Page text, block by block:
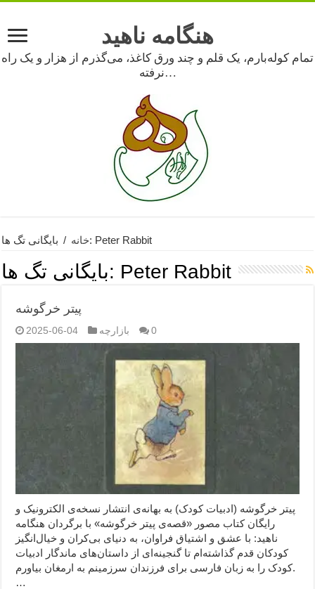
هنگامه ناهید
تمام کوله‌بارم، یک قلم و چند ورق کاغذ، می‌گذرم از هزار و یک راه
نرفته…
خانه / بایگانی تگ ها: Peter Rabbit
بایگانی تگ ها: Peter Rabbit
پیتر خرگوشه
2025-06-04 بازارچه 0
پیتر خرگوشه (ادبیات کودک) به بهانه‌ی انتشار نسخه‌ی الکترونیک و
رایگان کتاب مصور «قصه‌ی پیتر خرگوشه» با برگردان هنگامه
ناهید: با عشق و اشتیاق فراوان، به دنیای بی‌کران و خیال‌انگیز
کودکان قدم گذاشته‌ام تا گنجینه‌ای از داستان‌های ماندگار ادبیات
کودک را به زبان فارسی برای فرزندان سرزمینم به ارمغان بیاورم.
…